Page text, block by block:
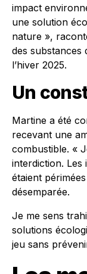
impact
une solution
nature »,
des substances
l’hiver 2025.
Un
Martine a été
recevant une
combustible. «
interdiction. Les
étaient
désemparée.
Je me sens
solutions
jeu sans